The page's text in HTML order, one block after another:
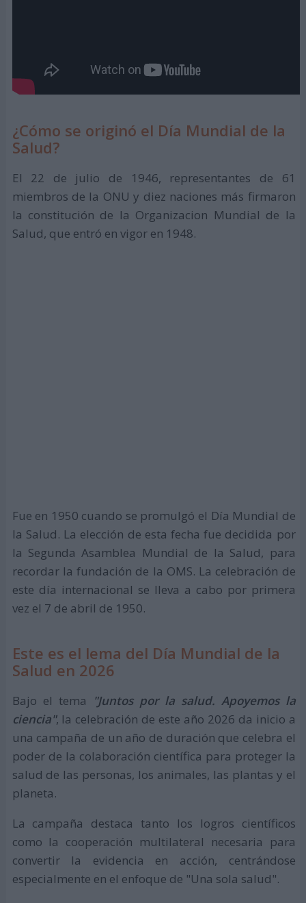
¿Cómo se originó el Día Mundial de la
Salud?
El 22 de julio de 1946, representantes de 61
miembros de la ONU y diez naciones más firmaron
la constitución de la Organizacion Mundial de la
Salud, que entró en vigor en 1948.
Fue en 1950 cuando se promulgó el Día Mundial de
la Salud. La elección de esta fecha fue decidida por
la Segunda Asamblea Mundial de la Salud, para
recordar la fundación de la OMS. La celebración de
este día internacional se lleva a cabo por primera
vez el 7 de abril de 1950.
Este es el lema del Día Mundial de la
Salud en 2026
Bajo el tema
"Juntos por la salud. Apoyemos la
ciencia", la celebración de este año 2026 da inicio a
una campaña de un año de duración que celebra el
poder de la colaboración científica para proteger la
salud de las personas, los animales, las plantas y el
planeta.
La campaña destaca tanto los logros científicos
como la cooperación multilateral necesaria para
convertir la evidencia en acción, centrándose
especialmente en el enfoque de "Una sola salud".